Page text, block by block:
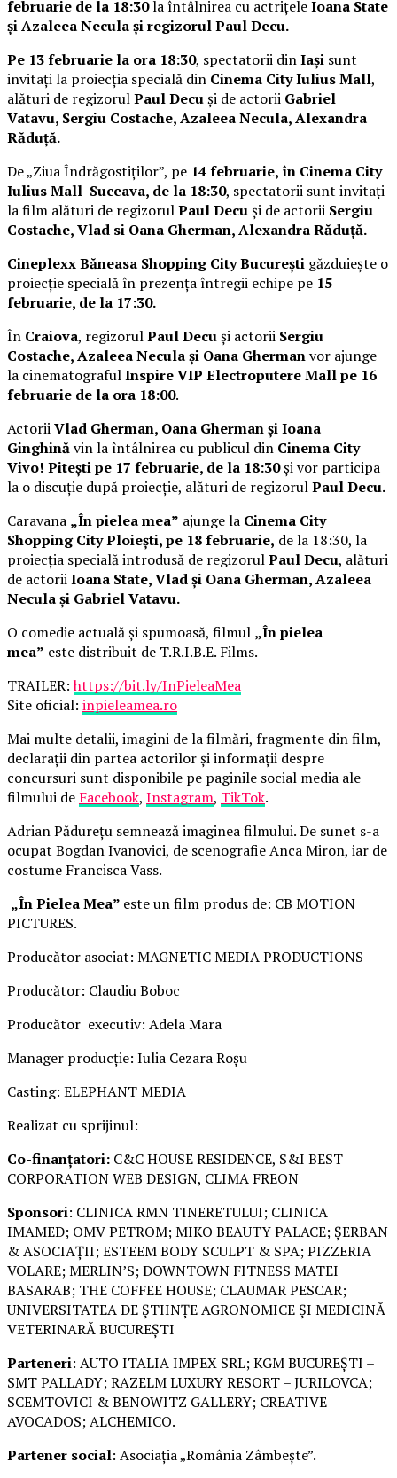
februarie de la 18:30la întâlnirea cu actrițeleIoana State
și Azaleea Necula și regizorul Paul Decu.
Pe 13 februarie la ora 18:30, spectatorii dinIași sunt
invitați la proiecția specială din Cinema City Iulius Mall,
alături de regizorulPaul Decuși de actorii Gabriel
Vatavu, Sergiu Costache, Azaleea Necula, Alexandra
Răduță.
De „Ziua Îndrăgostiților”, pe 14 februarie, în Cinema City
Iulius Mall Suceava, de la 18:30, spectatorii sunt invitați
la film alături de regizorulPaul Decuși de actorii Sergiu
Costache, Vlad si Oana Gherman, Alexandra Răduță.
Cineplexx Băneasa Shopping City București găzduiește o
proiecție specială în prezența întregii echipe pe 15
februarie, de la 17:30.
În Craiova, regizorulPaul Decuși actorii Sergiu
Costache, Azaleea Necula și Oana Ghermanvor ajunge
la cinematografulInspire VIP Electroputere Mall pe 16
februarie de la ora 18:00.
ActoriiVlad Gherman, Oana Gherman și Ioana
Ginghinăvin la întâlnirea cu publicul din Cinema City
Vivo! Pitești pe 17 februarie, de la 18:30și vor participa
la o discuție după proiecție, alături de regizorulPaul Decu.
Caravana „În pielea mea” ajunge la Cinema City
Shopping City Ploiești, pe 18 februarie, de la 18:30, la
proiecția specială introdusă de regizorulPaul Decu, alături
de actoriiIoana State, Vlad și Oana Gherman, Azaleea
Necula și Gabriel Vatavu.
O comedie actuală și spumoasă, filmul „În pielea
mea” este distribuit de T.R.I.B.E. Films.
TRAILER:https://bit.ly/InPieleaMea
Site oficial: inpieleamea.ro
Mai multe detalii, imagini de la filmări, fragmente din film,
declarații din partea actorilor și informații despre
concursuri sunt disponibile pe paginile social media ale
filmului de Facebook, Instagram, TikTok.
Adrian Pădurețu semnează imaginea filmului. De sunet s-a
ocupat Bogdan Ivanovici, de scenografie Anca Miron, iar de
costume Francisca Vass.
„În Pielea Mea” este un film produs de: CB MOTION
PICTURES.
Producător asociat: MAGNETIC MEDIA PRODUCTIONS
Producător: Claudiu Boboc
Producător executiv: Adela Mara
Manager producție: Iulia Cezara Roșu
Casting: ELEPHANT MEDIA
Realizat cu sprijinul:
Co-finanțatori: C&C HOUSE RESIDENCE, S&I BEST
CORPORATION WEB DESIGN, CLIMA FREON
Sponsori: CLINICA RMN TINERETULUI; CLINICA
IMAMED; OMV PETROM; MIKO BEAUTY PALACE; ȘERBAN
& ASOCIAȚII; ESTEEM BODY SCULPT & SPA; PIZZERIA
VOLARE; MERLIN’S; DOWNTOWN FITNESS MATEI
BASARAB; THE COFFEE HOUSE; CLAUMAR PESCAR;
UNIVERSITATEA DE ȘTIINȚE AGRONOMICE ȘI MEDICINĂ
VETERINARĂ BUCUREȘTI
Parteneri: AUTO ITALIA IMPEX SRL; KGM BUCUREȘTI –
SMT PALLADY; RAZELM LUXURY RESORT – JURILOVCA;
SCEMTOVICI & BENOWITZ GALLERY; CREATIVE
AVOCADOS; ALCHEMICO.
Partener social: Asociația „România Zâmbește”.